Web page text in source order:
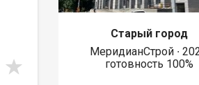
Старый город
МеридианСтрой ∙
готовность 100%